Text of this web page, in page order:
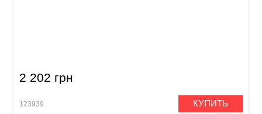
2 202 грн
123939 КУПИТЬ